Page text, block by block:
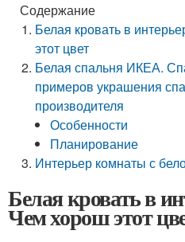
Содержание
Белая кровать в
этот цвет
Белая спальня ИКЕА.
примеров украшения
производителя
Особенности
Планирование
Интерьер комнаты с
Белая кровать в
Чем хорош этот